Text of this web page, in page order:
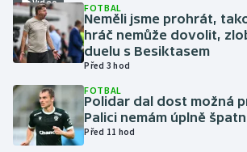
Moderní pětiboj
Motorsport
Olympijské hry
Parasport
FOTBAL
Neměli jsme prohrát,
hráč nemůže dovolit,
duelu s Besiktasem
Před 3 hod
FOTBAL
Polidar dal dost možná
Palici nemám úplně
Před 11 hod